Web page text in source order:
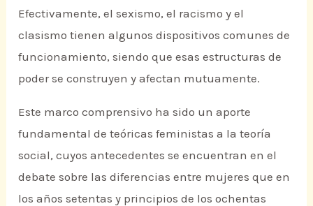
Efectivamente, el sexismo, el racismo y el
clasismo tienen algunos dispositivos comunes de
funcionamiento, siendo que esas estructuras de
poder se construyen y afectan mutuamente.
Este marco comprensivo ha sido un aporte
fundamental de teóricas feministas a la teoría
social, cuyos antecedentes se encuentran en el
debate sobre las diferencias entre mujeres que en
los años setentas y principios de los ochentas